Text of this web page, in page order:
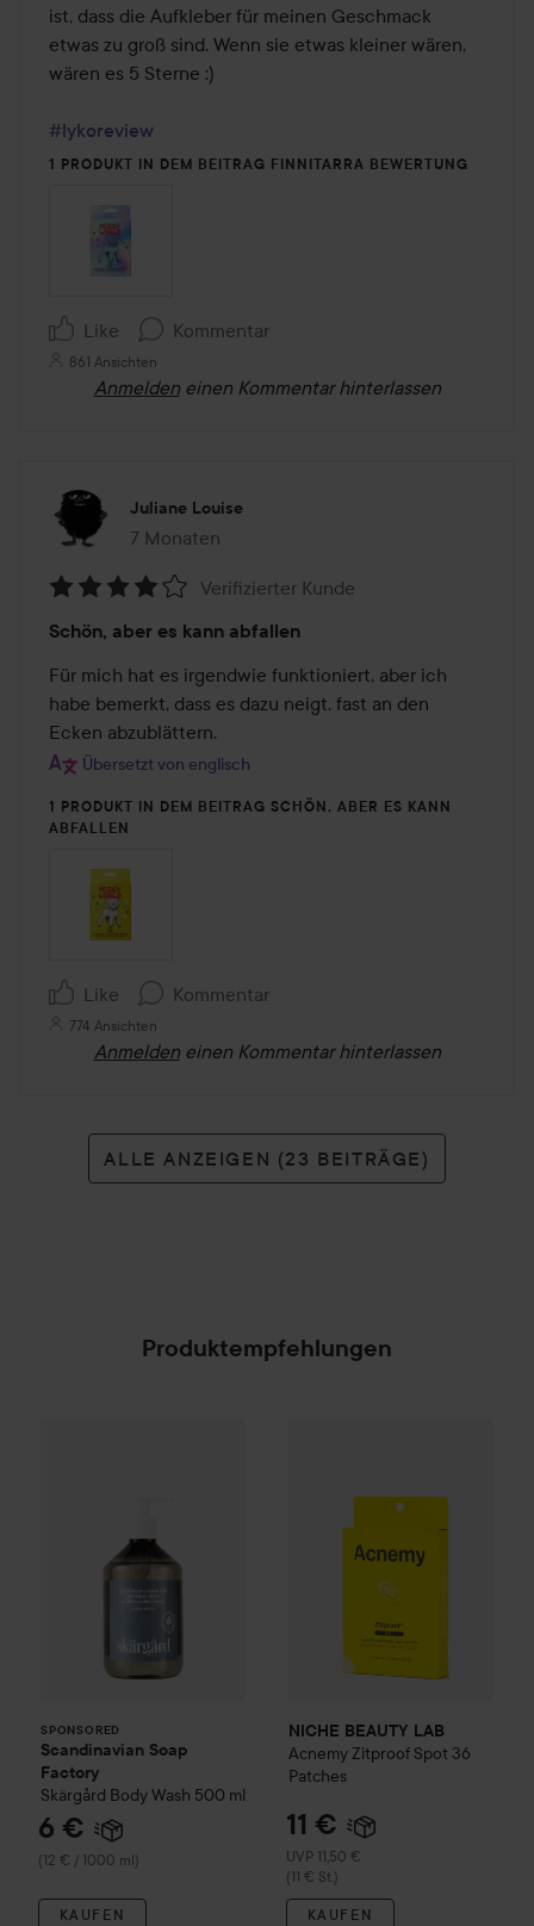
ist, dass die Aufkleber für meinen Geschmack
etwas zu groß sind. Wenn sie etwas kleiner wären,
wären es 5 Sterne :)
#lykoreview
1 PRODUKT IN DEM BEITRAG FINNITARRA BEWERTUNG
Like Kommentar
861 Ansichten
Anmelden einen Kommentar hinterlassen
Juliane Louise
7 Monaten
Der Beitrag wurde 7 Monaten erstellt
4
von
5
Verifizierter Kunde
Schön, aber es kann abfallen
Für mich hat es irgendwie funktioniert, aber ich
habe bemerkt, dass es dazu neigt, fast an den
Ecken abzublättern.
Übersetzt von englisch
1 PRODUKT IN DEM BEITRAG SCHÖN, ABER ES KANN
ABFALLEN
Like Kommentar
774 Ansichten
Anmelden einen Kommentar hinterlassen
ALLE ANZEIGEN (23 BEITRÄGE)
Produktempfehlungen
SPONSORED
Scandinavian Soap
Factory
Skärgård Body Wash 500 ml
6 €
(12 € / 1000 ml)
KAUFEN
NICHE BEAUTY LAB
AcnemyZitproof Spot 36
Patches
11 €
UVP 11,50 €
Empfohlener Preis 11,50 €
(11 € St.)
KAUFEN